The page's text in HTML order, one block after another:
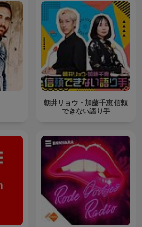
朝井リョウ・加藤千恵 信頼
できない語り手